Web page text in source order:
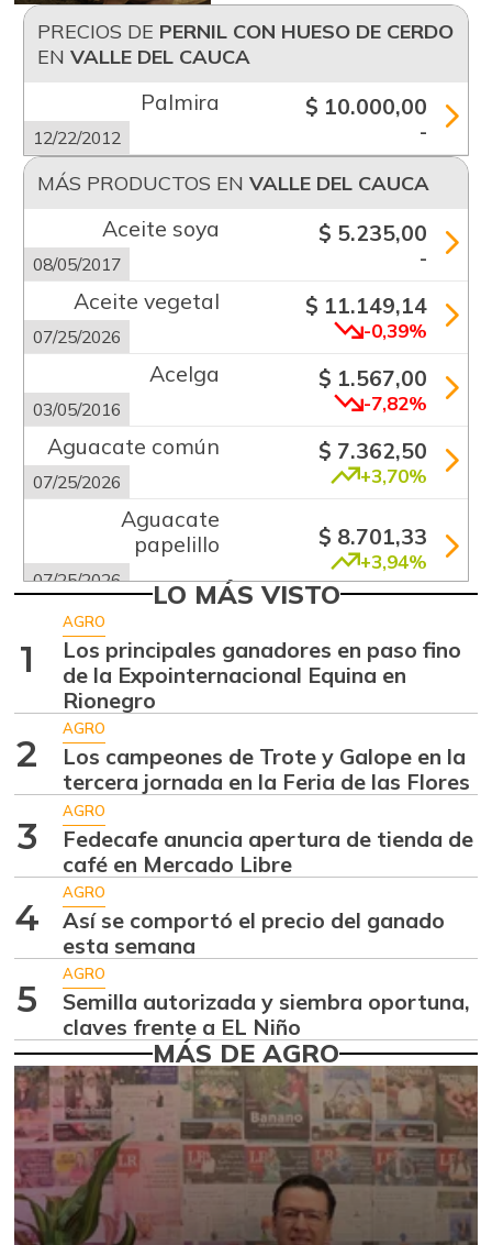
PRECIOS DE PERNIL CON HUESO DE CERDO
EN VALLE DEL CAUCA
Palmira
12/22/2012
$ 10.000,00
-
MÁS PRODUCTOS EN VALLE DEL CAUCA
Aceite soya
08/05/2017
$ 5.235,00
-
Aceite vegetal
07/25/2026
$ 11.149,14
-0,39%
Acelga
03/05/2016
$ 1.567,00
-7,82%
Aguacate común
07/25/2026
$ 7.362,50
+3,70%
Aguacate
papelillo
07/25/2026
$ 8.701,33
+3,94%
07/25/2026 +6,68%
Ajo
07/25/2026
$ 5.516,33
+2,11%
Alas de pollo sin
costillar
07/25/2026
$ 10.746,80
Almejas con
concha
07/25/2026
$ 8.666,50
Almejas sin
07/25/2026
-1,79%
Apio
07/25/2026
$ 1.785,20
-1,97%
Arracacha
amarilla
07/25/2026
$ 5.367,67
+3,20%
Arracacha blanca $ 5.083,50
LO MÁS VISTO
1
AGRO
Los principales ganadores en paso fino
de la Expointernacional Equina en
Rionegro
2
AGRO
Los campeones de Trote y Galope en la
tercera jornada en la Feria de las Flores
3
AGRO
Fedecafe anuncia apertura de tienda de
café en Mercado Libre
4
AGRO
Así se comportó el precio del ganado
esta semana
5
AGRO
Semilla autorizada y siembra oportuna,
claves frente a EL Niño
MÁS DE AGRO